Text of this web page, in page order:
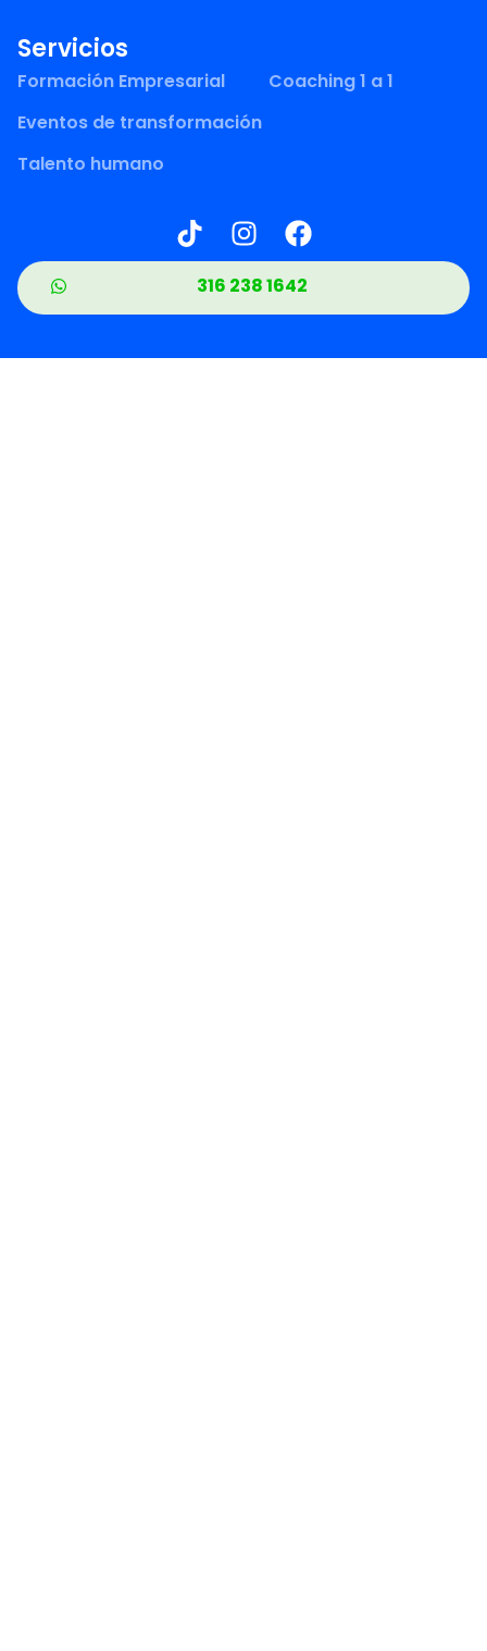
Servicios
Formación Empresarial
Coaching 1 a 1
Eventos de transformación
Talento humano
316 238 1642